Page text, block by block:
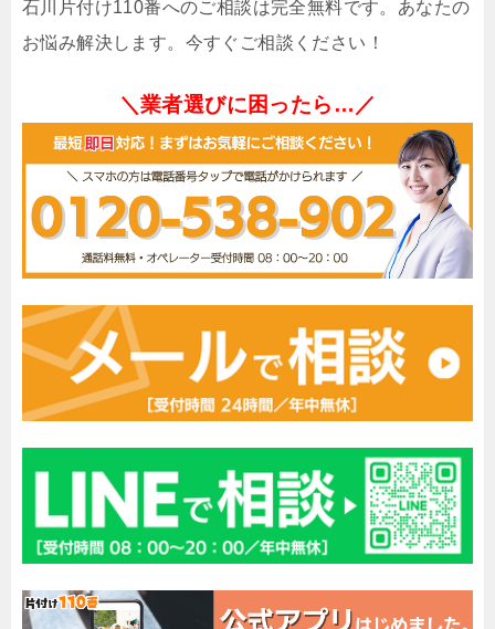
石川片付け110番へのご相談は完全無料です。あなたの
お悩み解決します。今すぐご相談ください！
＼業者選びに困ったら…／